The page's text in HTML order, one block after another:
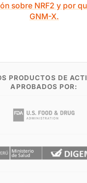
sobre NRF2 y por
GNM-X.
PRODUCTOS DE
APROBADOS POR: